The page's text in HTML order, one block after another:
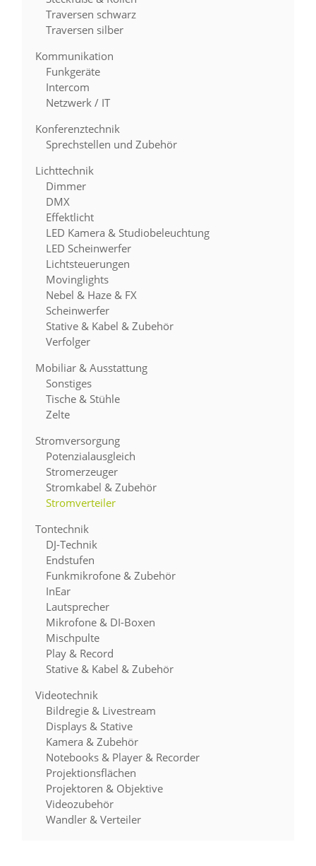
Traversen schwarz
Traversen silber
Kommunikation
Funkgeräte
Intercom
Netzwerk / IT
Konferenztechnik
Sprechstellen und Zubehör
Lichttechnik
Dimmer
DMX
Effektlicht
LED Kamera & Studiobeleuchtung
LED Scheinwerfer
Lichtsteuerungen
Movinglights
Nebel & Haze & FX
Scheinwerfer
Stative & Kabel & Zubehör
Verfolger
Mobiliar & Ausstattung
Sonstiges
Tische & Stühle
Zelte
Stromversorgung
Potenzialausgleich
Stromerzeuger
Stromkabel & Zubehör
Stromverteiler
Tontechnik
DJ-Technik
Endstufen
Funkmikrofone & Zubehör
InEar
Lautsprecher
Mikrofone & DI-Boxen
Mischpulte
Play & Record
Stative & Kabel & Zubehör
Videotechnik
Bildregie & Livestream
Displays & Stative
Kamera & Zubehör
Notebooks & Player & Recorder
Projektionsflächen
Projektoren & Objektive
Videozubehör
Wandler & Verteiler